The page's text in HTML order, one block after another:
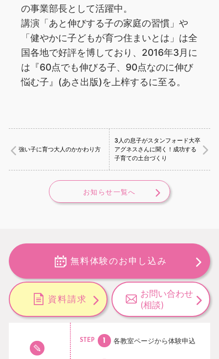
の事業部長として活躍中。
講演「あと伸びする子の家庭の習慣」や
「健やかに子どもが育つ住まいとは」は全
国各地で好評を博しており、2016年3月に
は『60点でも伸びる子、90点なのに伸び
悩む子』(あさ出版)を上梓するに至る。
強い子に育つ大人のかかわり方
3人の息子がスタンフォード大卒
アグネスさんに聞く！成功する
子育ての土台づくり
お知らせ一覧へ
無料体験のお申し込み
資料請求
お問い合わせ
(相談)
STEP 各教室ページから体験申込